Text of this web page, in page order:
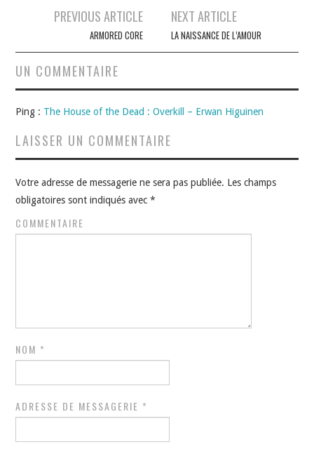
Navigation
articles
PREVIOUS ARTICLE
ARMORED CORE
NEXT ARTICLE
LA NAISSANCE DE L’AMOUR
UN COMMENTAIRE
Ping : The House of the Dead : Overkill – Erwan Higuinen
LAISSER UN COMMENTAIRE
Votre adresse de messagerie ne sera pas publiée. Les champs
obligatoires sont indiqués avec*
COMMENTAIRE
NOM *
ADRESSE DE MESSAGERIE *